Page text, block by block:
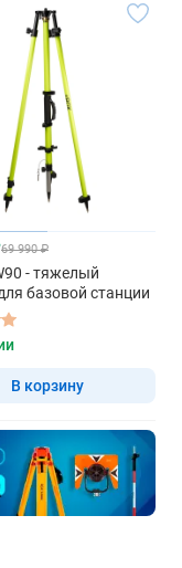
69 990 ₽
- тяжелый
базовой станции
В корзину